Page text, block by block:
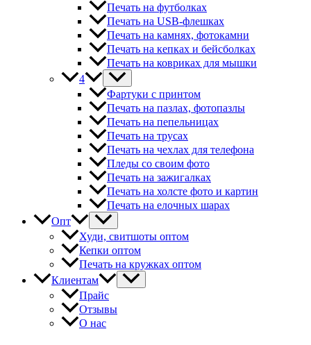
Печать на футболках
Печать на USB-флешках
Печать на камнях, фотокамни
Печать на кепках и бейсболках
Печать на ковриках для мышки
4
Фартуки с принтом
Печать на пазлах, фотопазлы
Печать на пепельницах
Печать на трусах
Печать на чехлах для телефона
Пледы со своим фото
Печать на зажигалках
Печать на холсте фото и картин
Печать на елочных шарах
Опт
Худи, свитшоты оптом
Кепки оптом
Печать на кружках оптом
Клиентам
Прайс
Отзывы
О нас